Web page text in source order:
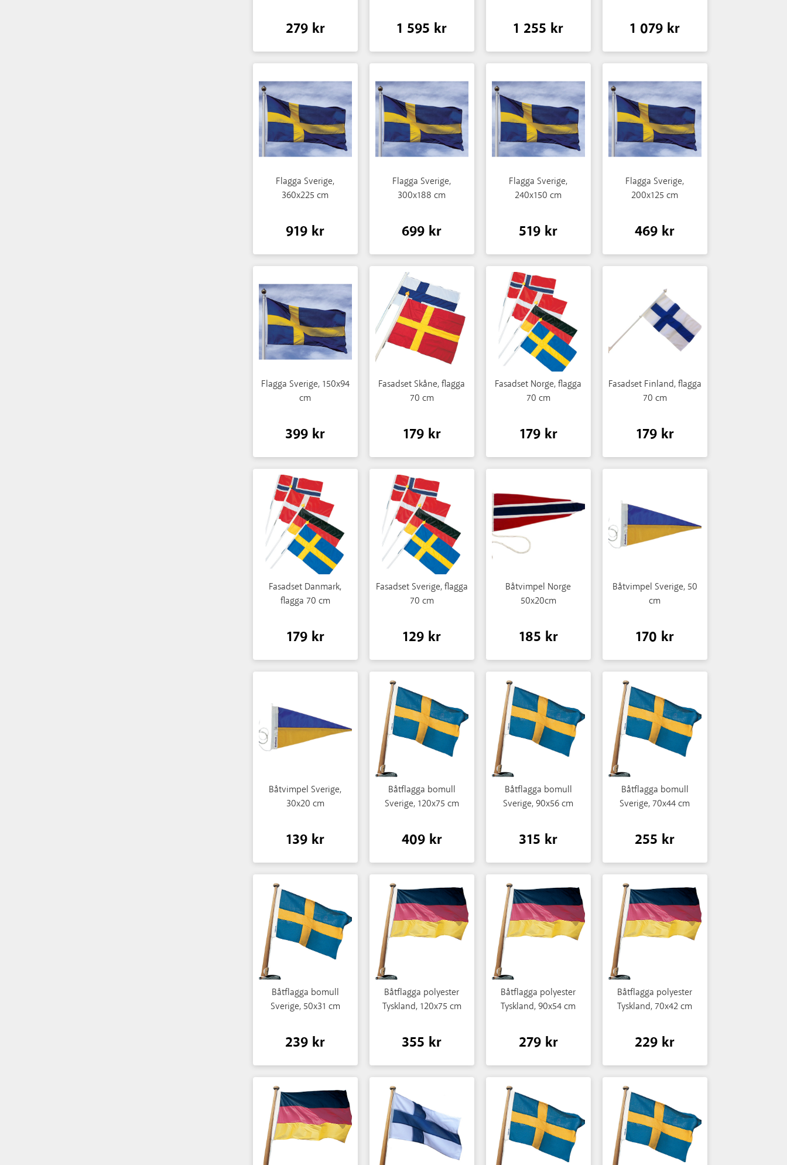
279 kr 1 595 kr 1 255 kr 1 079 kr
Flagga Sverige,
360x225 cm
919 kr
Flagga Sverige,
300x188 cm
699 kr
Flagga Sverige,
240x150 cm
519 kr
Flagga Sverige,
200x125 cm
469 kr
Flagga Sverige, 150x94
cm
399 kr
Fasadset Skåne, flagga
70 cm
179 kr
Fasadset Norge, flagga
70 cm
179 kr
Fasadset Finland, flagga
70 cm
179 kr
Fasadset Danmark,
flagga 70 cm
179 kr
Fasadset Sverige, flagga
70 cm
129 kr
Båtvimpel Norge
50x20cm
185 kr
Båtvimpel Sverige, 50
cm
170 kr
Båtvimpel Sverige,
30x20 cm
139 kr
Båtflagga bomull
Sverige, 120x75 cm
409 kr
Båtflagga bomull
Sverige, 90x56 cm
315 kr
Båtflagga bomull
Sverige, 70x44 cm
255 kr
Båtflagga bomull
Sverige, 50x31 cm
239 kr
Båtflagga polyester
Tyskland, 120x75 cm
355 kr
Båtflagga polyester
Tyskland, 90x54 cm
279 kr
Båtflagga polyester
Tyskland, 70x42 cm
229 kr